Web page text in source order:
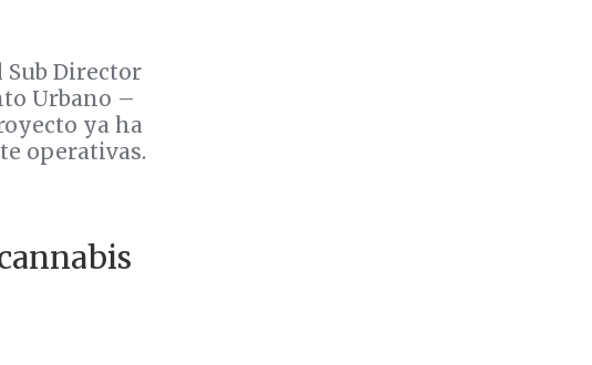
Sub Director
Urbano –
ya ha
operativas.